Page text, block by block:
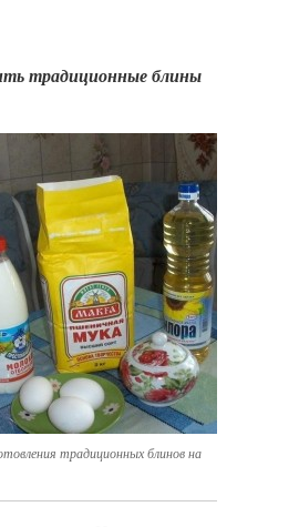
традиционные блины
традиционных блинов на